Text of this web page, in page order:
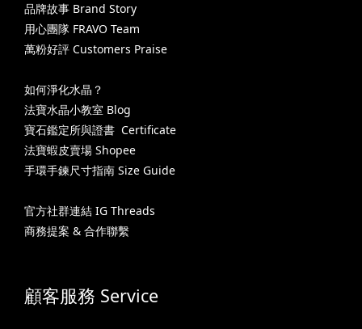
品牌故事 Brand Story
用心團隊 FRAVO Team
萬粉好評 Customers Praise
如何淨化水晶？
法寶水晶小教室 Blog
寶石鑑定所與證書 Certificate
法寶蝦皮賣場 Shopee
手環手鍊尺寸指南 Size Guide
官方社群連結 IG Threads
商務提案 & 合作聯繫
顧客服務 Service